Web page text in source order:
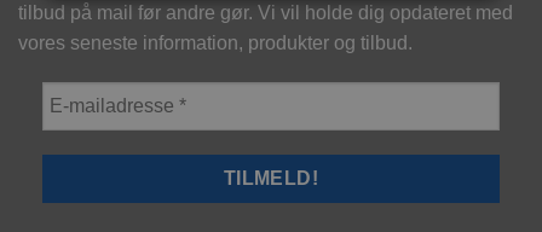
tilbud på mail før andre gør. Vi vil holde dig opdateret med
vores seneste information, produkter og tilbud.